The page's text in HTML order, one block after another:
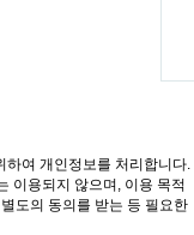
여 개인정보를 처리합니다.
이용되지 않으며, 이용 목적
도의 동의를 받는 등 필요한